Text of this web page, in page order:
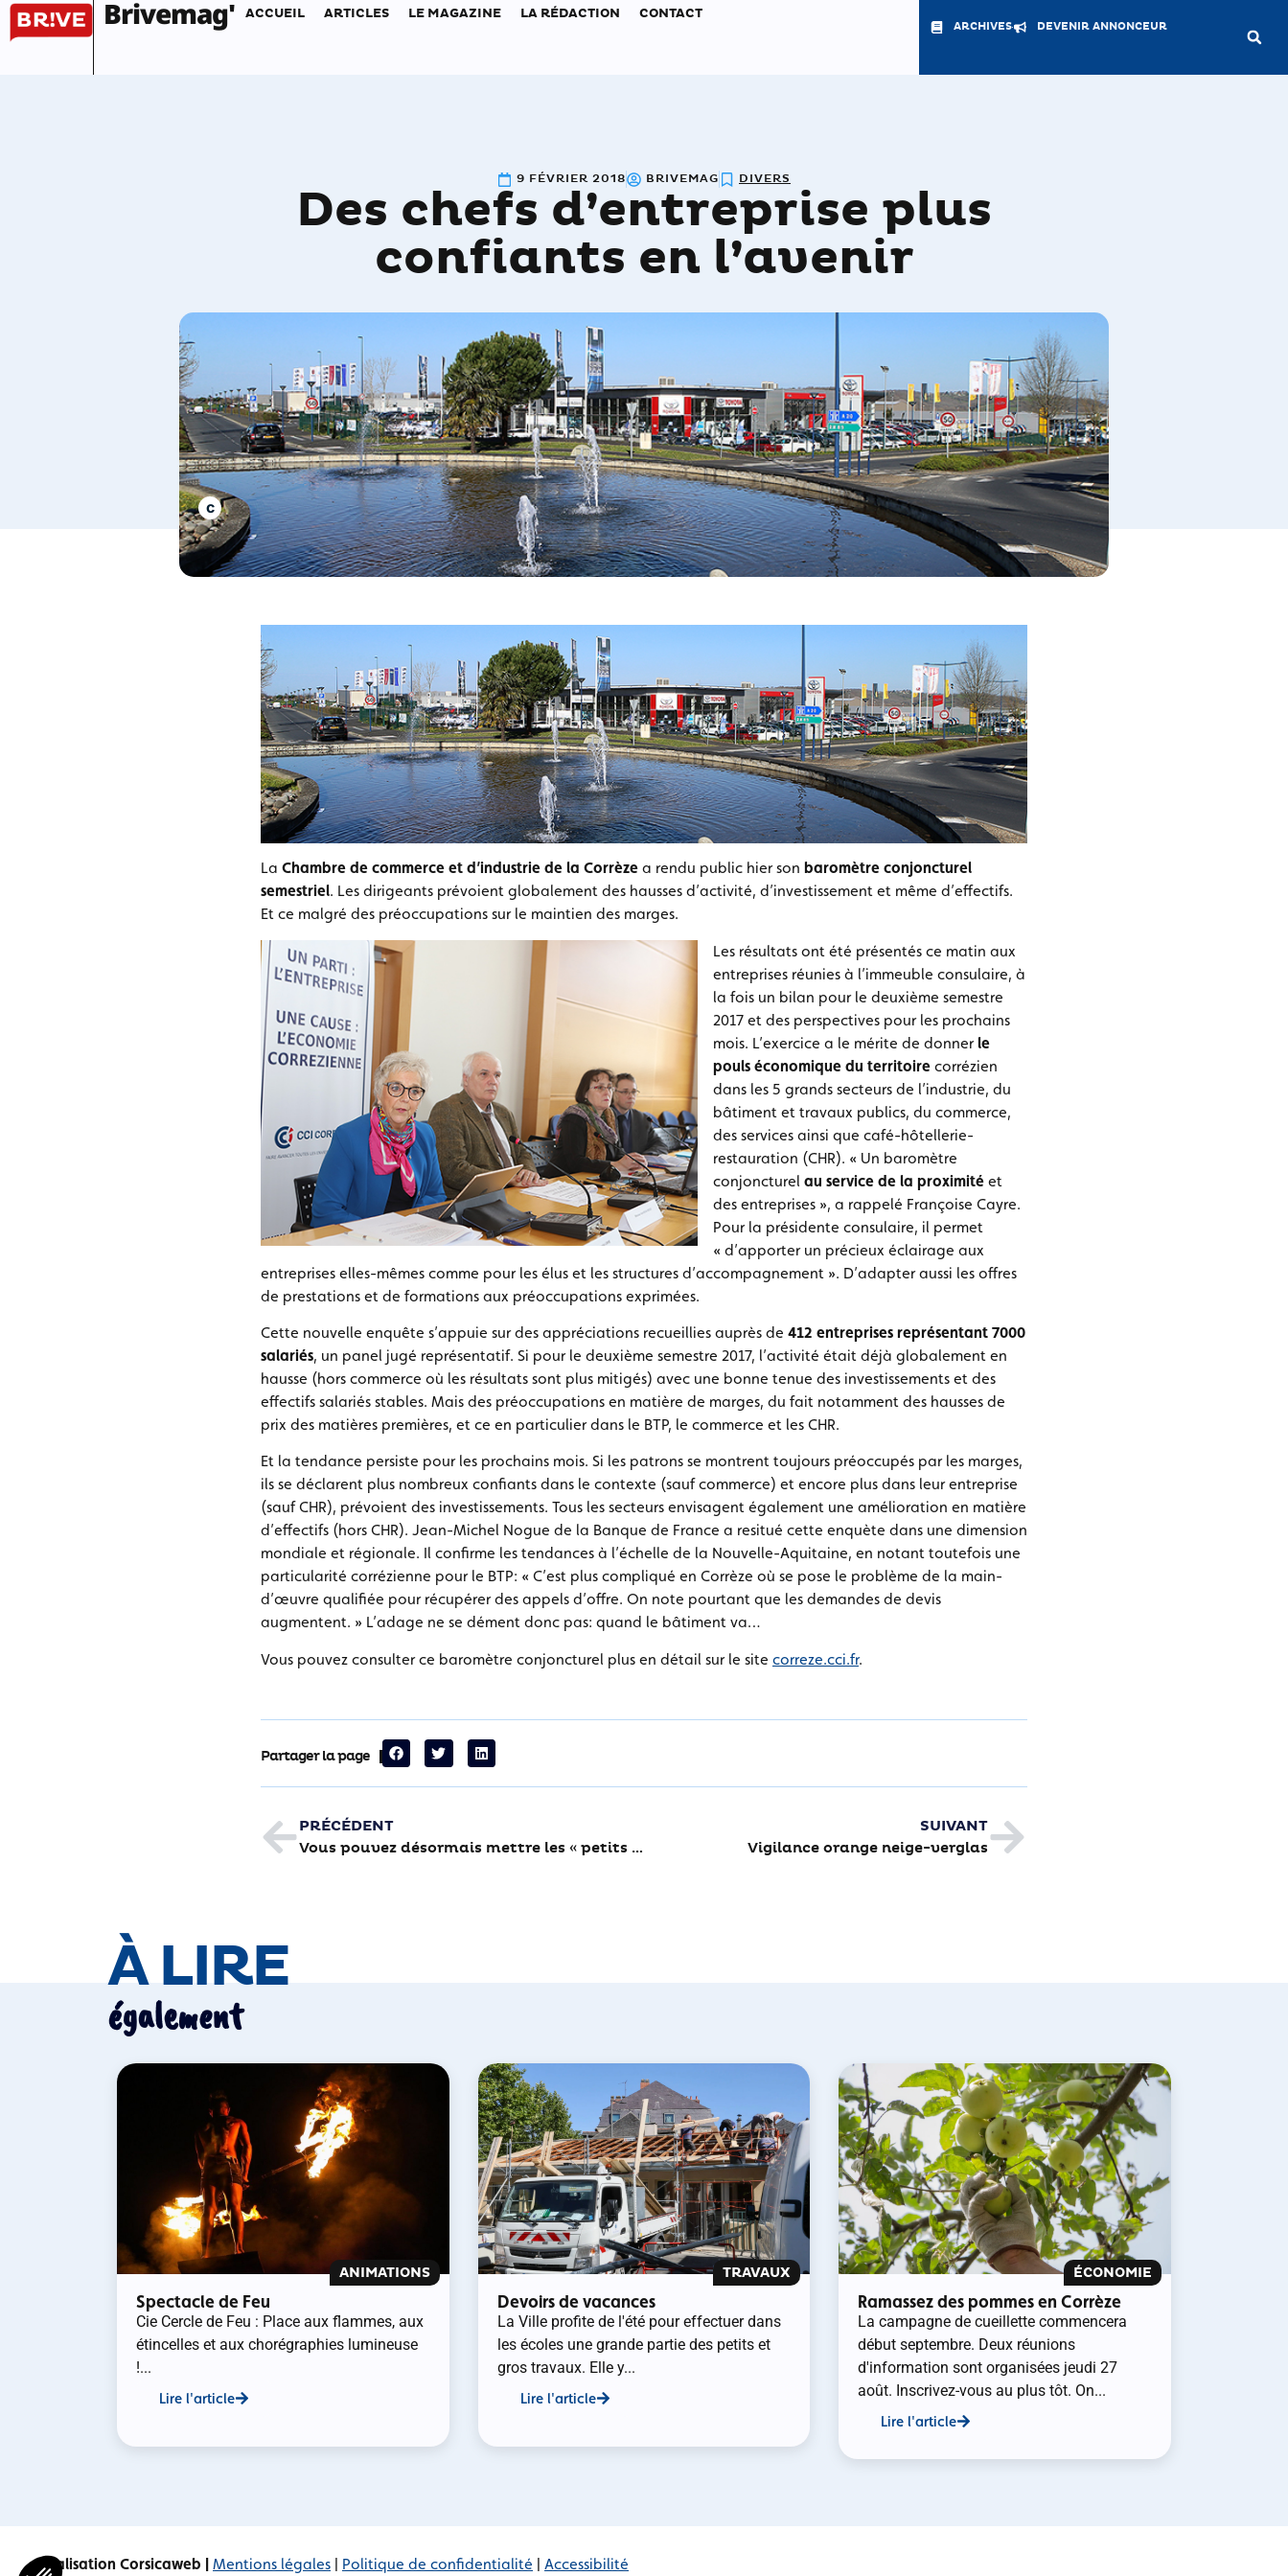
Brivemag' ACCUEIL ARTICLES LE MAGAZINE LA RÉDACTION CONTACT
ARCHIVES DEVENIR ANNONCEUR
9 FÉVRIER 2018 BRIVEMAG DIVERS
Des chefs d’entreprise plus
confiants en l’avenir
La Chambre de commerce et d’industrie de la Corrèze a rendu public hier son baromètre conjoncturel
semestriel. Les dirigeants prévoient globalement des hausses d’activité, d’investissement et même d’effectifs.
Et ce malgré des préoccupations sur le maintien des marges.
Les résultats ont été présentés ce matin aux
entreprises réunies à l’immeuble consulaire, à
la fois un bilan pour le deuxième semestre
2017 et des perspectives pour les prochains
mois. L’exercice a le mérite de donnerle
pouls économique du territoire corrézien
dans les 5 grands secteurs de l’industrie, du
bâtiment et travaux publics, du commerce,
des services ainsi que café-hôtellerie-
restauration (CHR). « Un baromètre
conjoncturel au service de la proximité et
des entreprises », a rappelé Françoise Cayre.
Pour la présidente consulaire, il permet
« d’apporter un précieux éclairage aux
entreprises elles-mêmes comme pour les élus et les structures d’accompagnement ». D’adapter aussi les offres
de prestations et de formations aux préoccupations exprimées.
Cette nouvelle enquête s’appuie sur des appréciations recueillies auprès de 412 entreprises représentant 7000
salariés, un panel jugé représentatif. Si pour le deuxième semestre 2017, l’activité était déjà globalement en
hausse (hors commerce où les résultats sont plus mitigés) avec une bonne tenue des investissements et des
effectifs salariés stables. Mais des préoccupations en matière de marges, du fait notamment des hausses de
prix des matières premières, et ce en particulier dans le BTP, le commerce et les CHR.
Et la tendance persiste pour les prochains mois. Si les patrons se montrent toujours préoccupés par les marges,
ils se déclarent plus nombreux confiants dans le contexte (sauf commerce) et encore plus dans leur entreprise
(sauf CHR), prévoient des investissements. Tous les secteurs envisagent également une amélioration en matière
d’effectifs (hors CHR). Jean-Michel Nogue de la Banque de France a resitué cette enquète dans une dimension
mondiale et régionale. Il confirme les tendances à l’échelle de la Nouvelle-Aquitaine, en notant toutefois une
particularité corrézienne pour le BTP: « C’est plus compliqué en Corrèze où se pose le problème de la main-
d’œuvre qualifiée pour récupérer des appels d’offre. On note pourtant que les demandes de devis
augmentent. » L’adage ne se dément donc pas: quand le bâtiment va…
Vous pouvez consulter ce baromètre conjoncturel plus en détail sur le site correze.cci.fr.
Partager la page
PRÉCÉDENT
Vous pouvez désormais mettre les « petits alu » dans la poubelle jaune
SUIVANT
Vigilance orange neige-verglas
À LIRE
également
ANIMATIONS
Spectacle de Feu
Cie Cercle de Feu : Place aux flammes, aux
étincelles et aux chorégraphies lumineuse
!...
Lire l'article
TRAVAUX
Devoirs de vacances
La Ville profite de l'été pour effectuer dans
les écoles une grande partie des petits et
gros travaux. Elle y...
Lire l'article
ÉCONOMIE
Ramassez des pommes en Corrèze
La campagne de cueillette commencera
début septembre. Deux réunions
d'information sont organisées jeudi 27
août. Inscrivez-vous au plus tôt. On...
Lire l'article
Réalisation Corsicaweb | Mentions légales | Politique de confidentialité | Accessibilité